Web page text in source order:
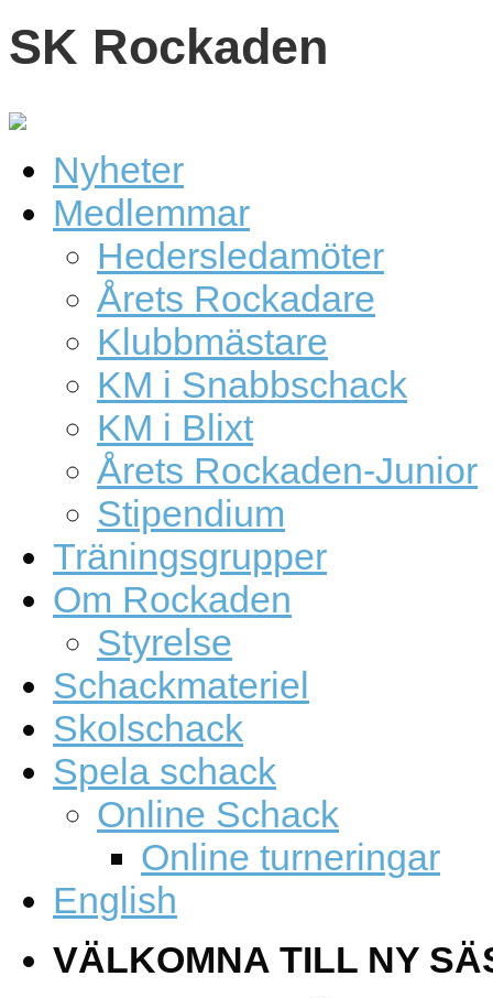
SK Rockaden
Nyheter
Medlemmar
Hedersledamöter
Årets Rockadare
Klubbmästare
KM i Snabbschack
KM i Blixt
Årets Rockaden-Junior
Stipendium
Träningsgrupper
Om Rockaden
Styrelse
Schackmateriel
Skolschack
Spela schack
Online Schack
Online turneringar
English
VÄLKOMNA TILL NY